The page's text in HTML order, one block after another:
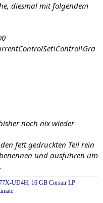
diesmal mit folgendem
noch nix wieder
fett gedruckten Teil rein
und ausführen um
UD4H, 16 GB Corsair LP